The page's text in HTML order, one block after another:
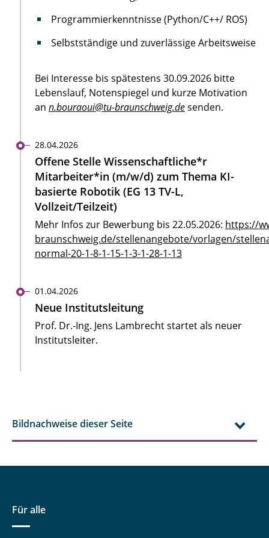
Programmierkenntnisse (Python/C++/ ROS)
Selbstständige und zuverlässige Arbeitsweise
Bei Interesse bis spätestens 30.09.2026 bitte
Lebenslauf, Notenspiegel und kurze Motivation
an n.bouraoui@tu-braunschweig.desenden.
28.04.2026
Offene Stelle Wissenschaftliche*r
Mitarbeiter*in (m/w/d) zum Thema KI-
basierte Robotik (EG 13 TV-L,
Vollzeit/Teilzeit)
Mehr Infos zur Bewerbung bis 22.05.2026: https://
braunschweig.de/stellenangebote/vorlagen/
normal-20-1-8-1-15-1-3-1-28-1-13
01.04.2026
Neue Institutsleitung
Prof. Dr.-Ing. Jens Lambrecht startet als neuer
Institutsleiter.
Bildnachweise dieser Seite
Für alle